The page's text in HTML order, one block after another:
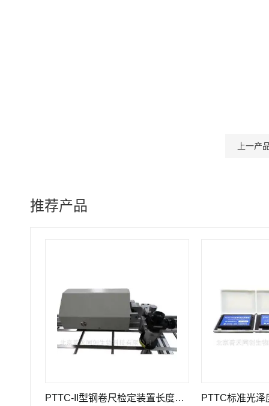
上一产
推荐产品
PTTC-II型钢卷尺检定装置长度计量仪器 PTTC标准光泽度板-